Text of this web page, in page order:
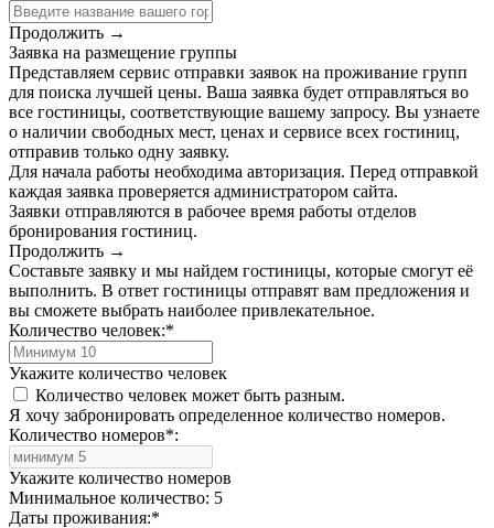
Продолжить →
Заявка на размещение группы
Представляем сервис отправки заявок на проживание групп
для поиска лучшей цены. Ваша заявка будет отправляться во
все гостиницы, соответствующие вашему запросу. Вы узнаете
о наличии свободных мест, ценах и сервисе всех гостиниц,
отправив только одну заявку.
Для начала работы необходима авторизация. Перед отправкой
каждая заявка проверяется администратором сайта.
Заявки отправляются в рабочее время работы отделов
бронирования гостиниц.
Продолжить →
Составьте заявку и мы найдем гостиницы, которые смогут её
выполнить. В ответ гостиницы отправят вам предложения и
вы сможете выбрать наиболее привлекательное.
Количество человек:*
Укажите количество человек
Количество человек может быть разным.
Я хочу забронировать определенное количество номеров.
Количество номеров*:
Укажите количество номеров
Минимальное количество: 5
Даты проживания:*